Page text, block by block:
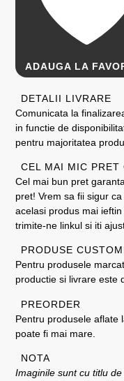
ADAUGA LA
DETALII LIVRARE
Comunicata la
in functie de
pentru majoritatea
CEL MAI MIC PRET
Cel mai bun pret
pret! Vrem sa fii sigur
acelasi produs mai
trimite-ne linkul si iti
PRODUSE
Pentru produsele
productie si livrare este
PREORDER
Pentru produsele aflate
poate fi mai mare.
NOTA
Imaginile sunt cu titlu